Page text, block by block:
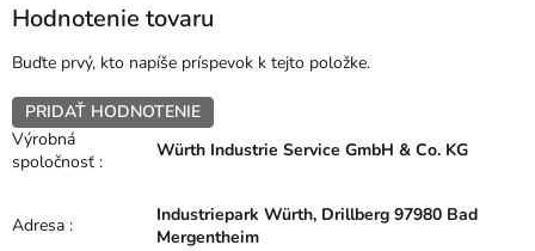
Hodnotenie tovaru
Buďte prvý, kto napíše príspevok k tejto položke.
PRIDAŤ HODNOTENIE
Výrobná
spoločnosť :
Würth Industrie Service GmbH & Co. KG
Adresa :
Industriepark Würth, Drillberg 97980 Bad
Mergentheim